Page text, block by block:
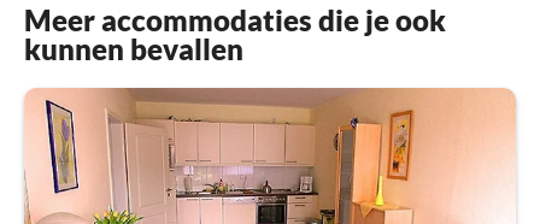
Meer accommodaties die je ook
kunnen bevallen